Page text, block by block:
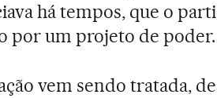
há tempos, que o
por um projeto de poder.
vem sendo tratada,